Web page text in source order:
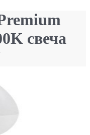
свеча